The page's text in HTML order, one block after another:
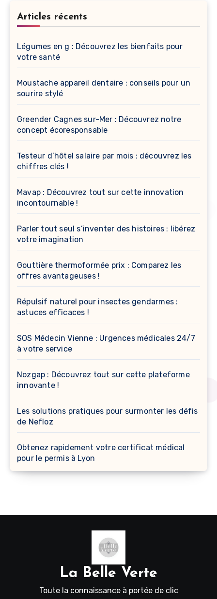
Articles récents
Légumes en g : Découvrez les bienfaits pour
votre santé
Moustache appareil dentaire : conseils pour un
sourire stylé
Greender Cagnes sur-Mer : Découvrez notre
concept écoresponsable
Testeur d’hôtel salaire par mois : découvrez les
chiffres clés !
Mavap : Découvrez tout sur cette innovation
incontournable !
Parler tout seul s’inventer des histoires : libérez
votre imagination
Gouttière thermoformée prix : Comparez les
offres avantageuses !
Répulsif naturel pour insectes gendarmes :
astuces efficaces !
SOS Médecin Vienne : Urgences médicales 24/7
à votre service
Nozgap : Découvrez tout sur cette plateforme
innovante !
Les solutions pratiques pour surmonter les défis
de Nefloz
Obtenez rapidement votre certificat médical
pour le permis à Lyon
La Belle Verte
Toute la connaissance à portée de clic